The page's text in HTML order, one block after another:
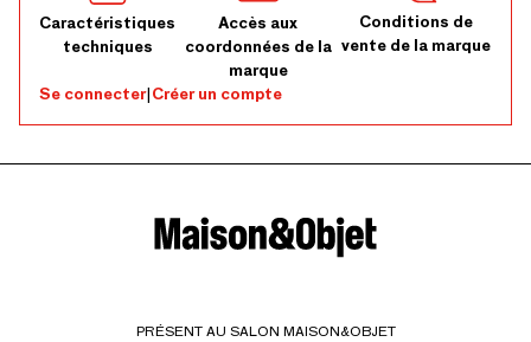
Caractéristiques
techniques
Accès aux
coordonnées de la
marque
Conditions de
vente de la marque
Se connecter|Créer un compte
PRÉSENT AU SALON MAISON&OBJET